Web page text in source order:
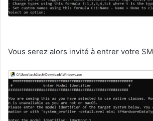
Vous serez alors invité à entrer votre